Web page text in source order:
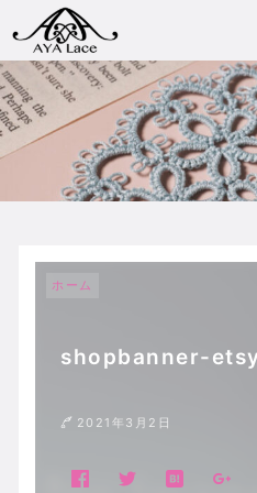
ホーム
shopbanner-etsy
2021年3月2日